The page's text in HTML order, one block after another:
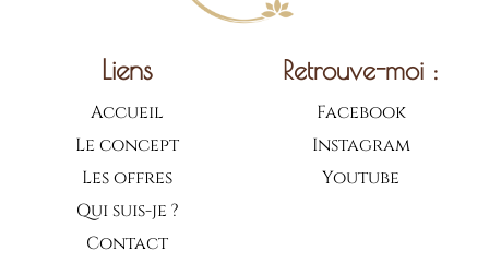
Liens
Accueil
Le concept
Les offres
Qui suis-je ?
Contact
Retrouve-moi :
Facebook
Instagram
Youtube